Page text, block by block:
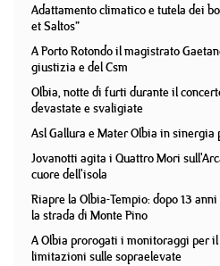
Adattamento climatico e tutela dei
et Saltos”
A Porto Rotondo il magistrato
giustizia e del Csm
Olbia, notte di furti durante il
devastate e svaligiate
Asl Gallura e Mater Olbia in
Jovanotti agita i Quattro Mori
cuore dell'isola
Riapre la Olbia-Tempio: dopo 13
la strada di Monte Pino
A Olbia prorogati i monitoraggi per
limitazioni sulle sopraelevate